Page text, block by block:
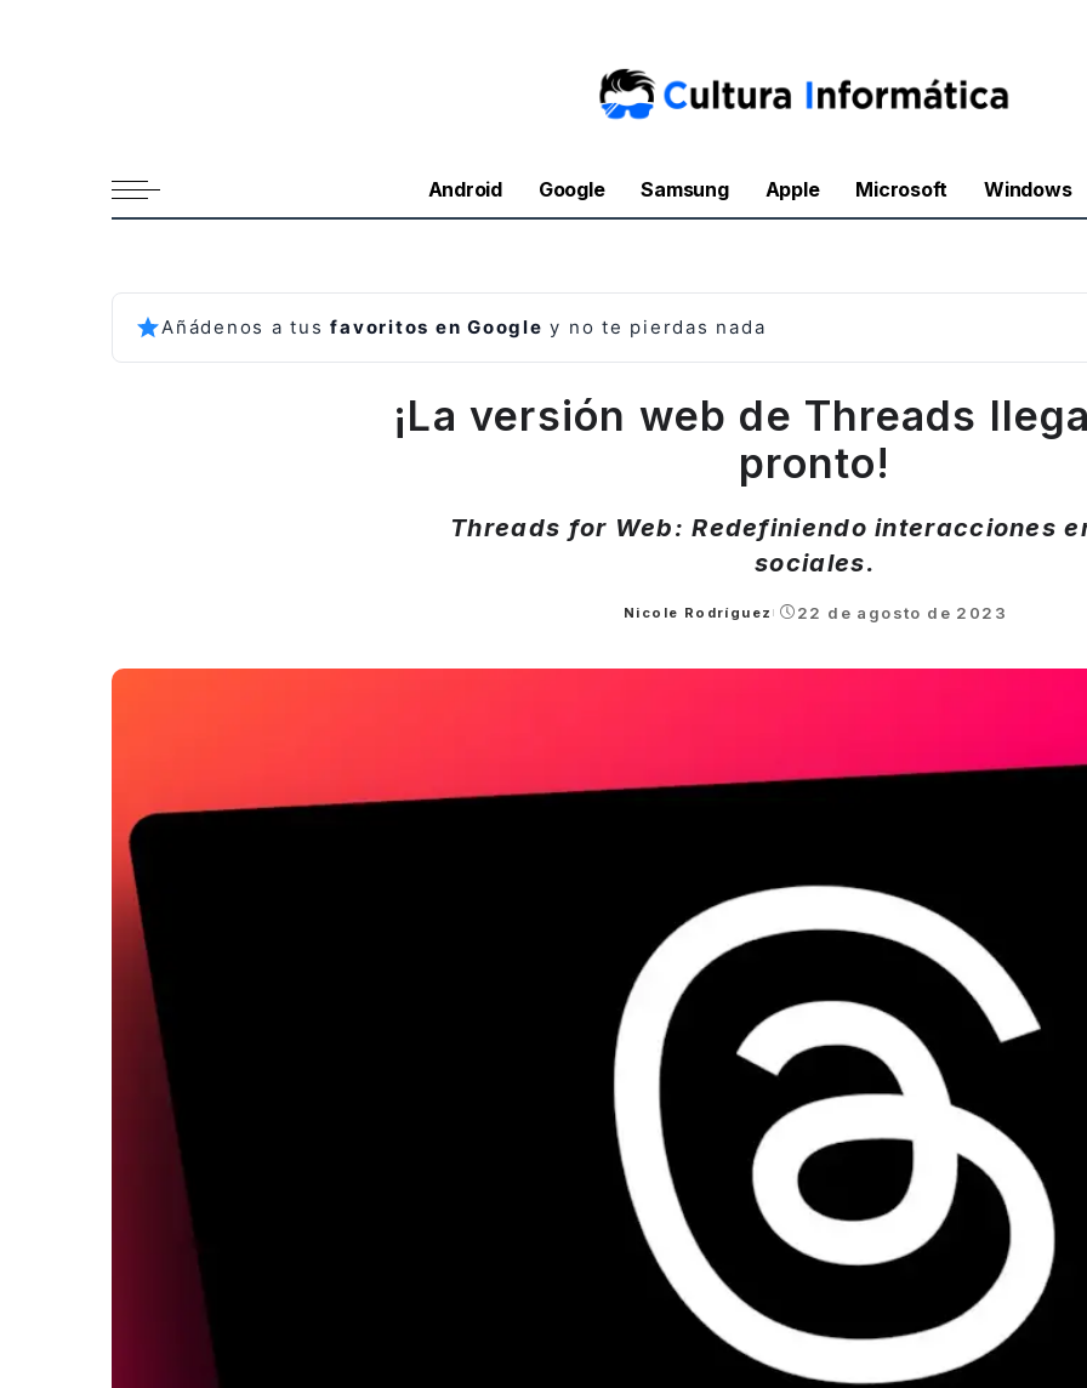
Android Google Samsung Apple Microsoft Windows
Añádenos a tusfavoritos en Google y no te pierdas nada
¡La versión web de Threads
pronto!
Threads for Web: Redefiniendo interacciones
sociales.
Posted
Nicole Rodríguez 22 de agosto de 2023